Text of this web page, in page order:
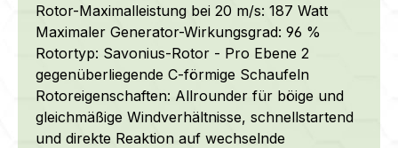
Rotor-Maximalleistung bei 20 m/s: 187 Watt
Maximaler Generator-Wirkungsgrad: 96 %
Rotortyp: Savonius-Rotor - Pro Ebene 2
gegenüberliegende C-förmige Schaufeln
Rotoreigenschaften: Allrounder für böige und
gleichmäßige Windverhältnisse, schnellstartend
und direkte Reaktion auf wechselnde